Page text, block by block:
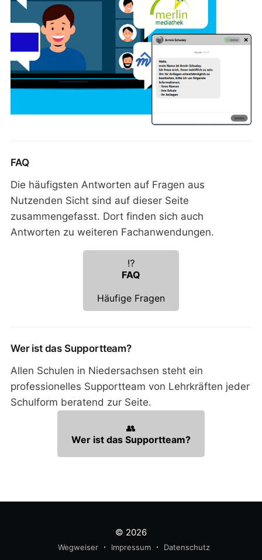
FAQ
Die häufigsten Antworten auf Fragen aus
Nutzenden Sicht sind auf dieser Seite
zusammengefasst. Dort finden sich auch
Antworten zu weiteren Fachanwendungen.
⁉️
FAQ
Häufige Fragen
Wer ist das Supportteam?
Allen Schulen in Niedersachsen steht ein
professionelles Supportteam von Lehrkräften jeder
Schulform beratend zur Seite.
👥
Wer ist das Supportteam?
© 2026
Wegweiser Impressum Datenschutz